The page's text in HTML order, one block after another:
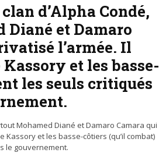
d’Alpha Condé,
Diané et Damaro
l’armée. Il
et les basse-
les seuls critiqués
Mohamed Diané et Damaro Camara qui
Kassory et les basse-côtiers (qu’il combat)
le gouvernement.